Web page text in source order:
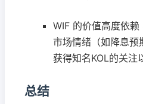
WIF 的价值高度依
市场情绪（如降息预
获得知名KOL的关注
总结